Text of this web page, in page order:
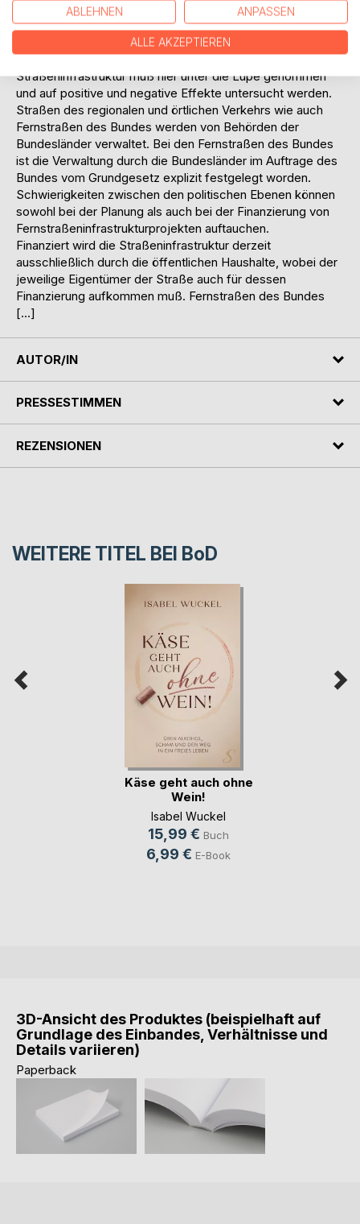
Das Straßenwesen wird in Deutschland vom Bund, den
Bundesländern und den Kommunen überwacht, wobei sich
ein komplexes Miteinander der drei Ebenen ergibt. Die
Planung, der Bau und die Verwaltung der
Straßeninfrastruktur muß hier unter die Lupe genommen
und auf positive und negative Effekte untersucht werden.
Straßen des regionalen und örtlichen Verkehrs wie auch
Fernstraßen des Bundes werden von Behörden der
Bundesländer verwaltet. Bei den Fernstraßen des Bundes
ist die Verwaltung durch die Bundesländer im Auftrage des
Bundes vom Grundgesetz explizit festgelegt worden.
Schwierigkeiten zwischen den politischen Ebenen können
sowohl bei der Planung als auch bei der Finanzierung von
Fernstraßeninfrastrukturprojekten auftauchen.
Finanziert wird die Straßeninfrastruktur derzeit
ausschließlich durch die öffentlichen Haushalte, wobei der
jeweilige Eigentümer der Straße auch für dessen
Finanzierung aufkommen muß. Fernstraßen des Bundes
[…]
AUTOR/IN
PRESSESTIMMEN
REZENSIONEN
WEITERE TITEL BEI BoD
Käse geht auch ohne
Wein!
Isabel Wuckel
15,99 € Buch
6,99 € E-Book
3D-Ansicht des Produktes (beispielhaft auf
Grundlage des Einbandes, Verhältnisse und
Details variieren)
Paperback
ABLEHNEN ANPASSEN
ALLE AKZEPTIEREN